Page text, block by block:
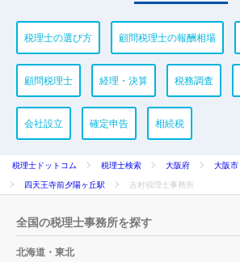
税理士の選び方 顧問税理士の報酬相場
顧問税理士 経理・決算 税務調査
会社設立 確定申告 相続税
税理士ドットコム 税理士検索 大阪府 大阪市
四天王寺前夕陽ヶ丘駅
吉村税理士事務所
全国の税理士事務所を探す
北海道・東北